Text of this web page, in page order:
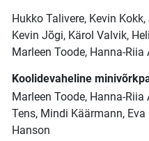
Hukko Talivere, Kevin
Kevin Jõgi, Kärol Valvik,
Marleen Toode, Hanna-Riia
Koolidevaheline
Marleen Toode, Hanna-Riia
Tens, Mindi Käärmann, Eva
Hanson